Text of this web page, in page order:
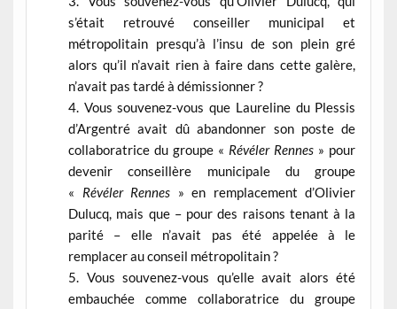
s’était retrouvé conseiller municipal et
métropolitain presqu’à l’insu de son plein gré
alors qu’il n’avait rien à faire dans cette galère,
n’avait pas tardé à démissionner ?
Vous souvenez-vous que Laureline du Plessis
d’Argentré avait dû abandonner son poste de
collaboratrice du groupe « Révéler Rennes » pour
devenir conseillère municipale du groupe
« Révéler Rennes » en remplacement d’Olivier
Dulucq, mais que – pour des raisons tenant à la
parité – elle n’avait pas été appelée à le
remplacer au conseil métropolitain ?
Vous souvenez-vous qu’elle avait alors été
embauchée comme collaboratrice du groupe